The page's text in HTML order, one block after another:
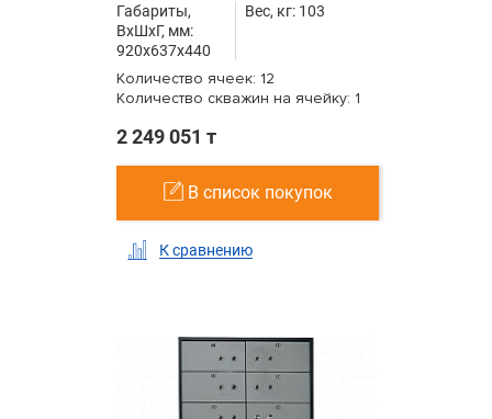
Габариты,
ВxШxГ, мм:
920x637x440
Вес, кг: 103
Количество ячеек: 12
Количество скважин на ячейку: 1
2 249 051 т
В список покупок
К сравнению